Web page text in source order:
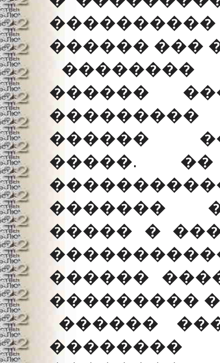
������ ���
������
������
�����.
�������
����� �
������
���������
������